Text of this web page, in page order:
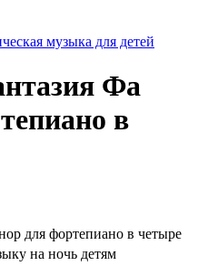
музыка для детей
Фа
в